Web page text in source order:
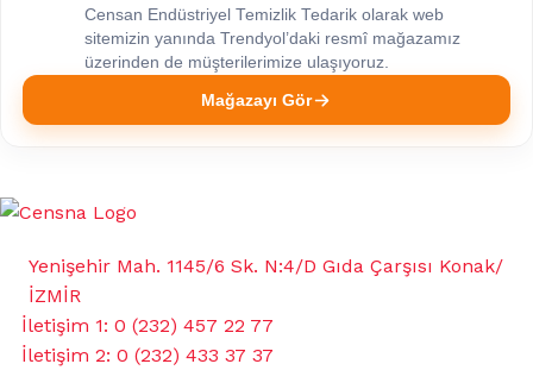
Censan Endüstriyel Temizlik Tedarik olarak web
sitemizin yanında Trendyol’daki resmî mağazamız
üzerinden de müşterilerimize ulaşıyoruz.
Mağazayı Gör
Yenişehir Mah. 1145/6 Sk. N:4/D Gıda Çarşısı Konak/
İZMİR
İletişim 1: 0 (232) 457 22 77
İletişim 2: 0 (232) 433 37 37